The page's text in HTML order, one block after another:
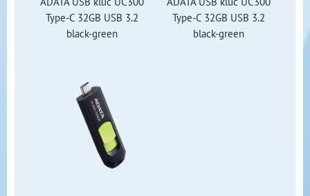
Type-C 32GB USB 3.2
black-green
Type-C 32GB USB 3.2
black-green